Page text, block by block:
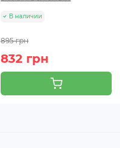
В наличии
895 грн
832 грн